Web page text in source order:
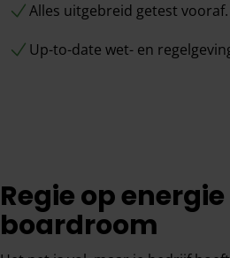
Alles uitgebreid getest
Up-to-date wet- en
Regie op
boardroom